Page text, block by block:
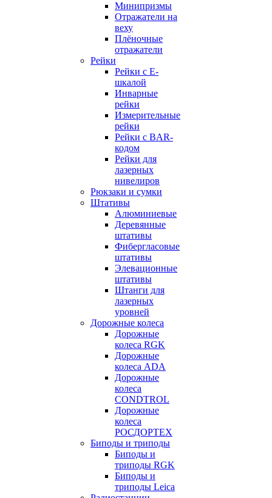
Минипризмы
Отражатели на
веху
Плёночные
отражатели
Рейки
Рейки с E-
шкалой
Инварные
рейки
Измерительные
рейки
Рейки с BAR-
кодом
Рейки для
лазерных
нивелиров
Рюкзаки и сумки
Штативы
Алюминиевые
Деревянные
штативы
Фибергласовые
штативы
Элевационные
штативы
Штанги для
лазерных
уровней
Дорожные колеса
Дорожные
колеса RGK
Дорожные
колеса ADA
Дорожные
колеса
CONDTROL
Дорожные
колеса
РОСДОРТЕХ
Биподы и триподы
Биподы и
триподы RGK
Биподы и
триподы Leica